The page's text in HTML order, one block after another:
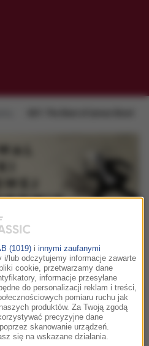
program festiwalu
Bond
piosenki
Bond w
oraz w
rozrywki
(1019) i innymi zaufanymi
i/lub odczytujemy informacje zawarte
cookie, przetwarzamy dane
informacje przesyłane
do personalizacji reklam i treści,
pomiaru ruchu jak
produktów. Za Twoją zgodą
precyzyjne dane
skanowanie urządzeń.
się na wskazane działania.